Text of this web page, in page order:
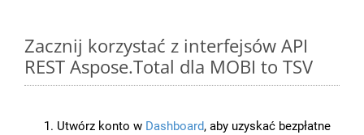
Zacznij korzystać z interfejsów API
REST Aspose.Total dla MOBI to TSV
Utwórz konto w Dashboard, aby uzyskać bezpłatne